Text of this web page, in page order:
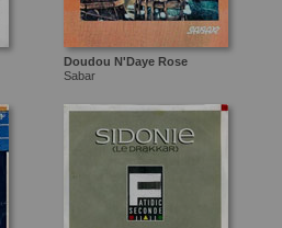
Doudou N'Daye Rose
Sabar